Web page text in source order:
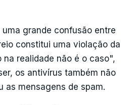
grande confusão entre
constitui uma violação da
na realidade não é o caso",
os antivírus também não
as mensagens de spam.